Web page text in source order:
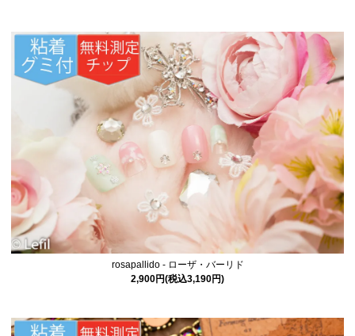
rosapallido - ローザ・バーリド
2,900円(税込3,190円)